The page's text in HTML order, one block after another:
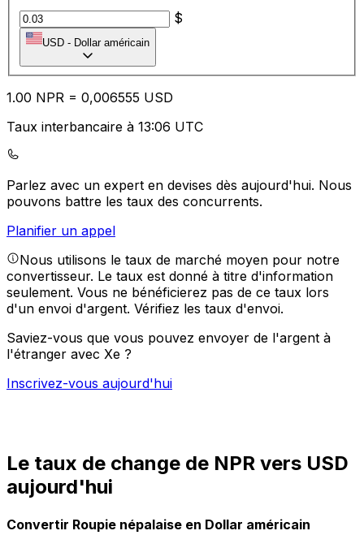
$
USD - Dollar américain
1.00 NPR = 0,006555 USD
Taux interbancaire à 13:06 UTC
Parlez avec un expert en devises dès aujourd'hui. Nous
pouvons battre les taux des concurrents.
Planifier un appel
Nous utilisons le taux de marché moyen pour notre
convertisseur. Le taux est donné à titre d'information
seulement. Vous ne bénéficierez pas de ce taux lors
d'un envoi d'argent. Vérifiez les taux d'envoi.
Saviez-vous que vous pouvez envoyer de l'argent à
l'étranger avec Xe ?
Inscrivez-vous aujourd'hui
Le taux de change de NPR vers USD
aujourd'hui
Convertir Roupie népalaise en Dollar américain